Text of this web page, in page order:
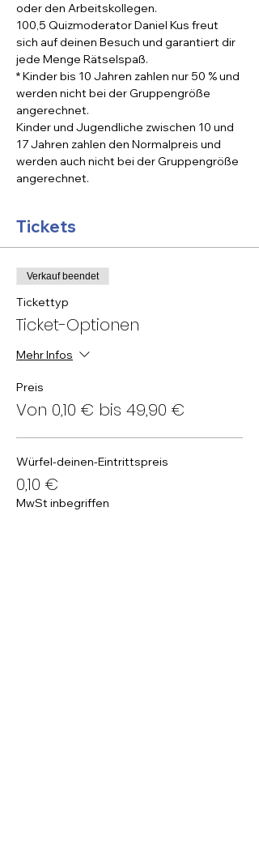
oder den Arbeitskollegen.
100,5 Quizmoderator Daniel Kus freut
sich auf deinen Besuch und garantiert dir
jede Menge Rätselspaß.
* Kinder bis 10 Jahren zahlen nur 50 % und
werden nicht bei der Gruppengröße
angerechnet.
Kinder und Jugendliche zwischen 10 und
17 Jahren zahlen den Normalpreis und
werden auch nicht bei der Gruppengröße
angerechnet.
Tickets
Verkauf beendet
Tickettyp
Ticket-Optionen
Mehr Infos
Preis
Von 0,10 € bis 49,90 €
Würfel-deinen-Eintrittspreis
0,10 €
MwSt inbegriffen